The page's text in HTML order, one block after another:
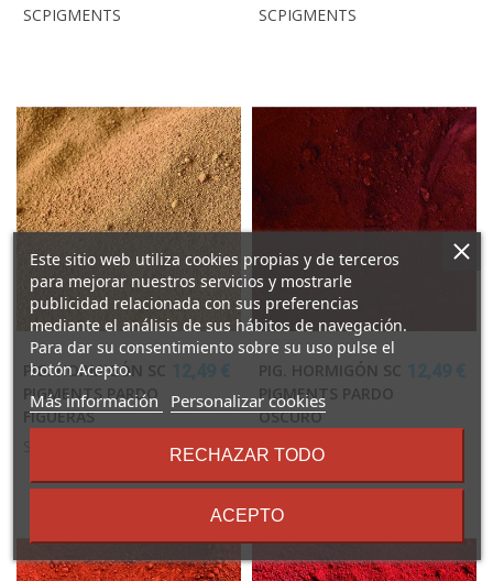
SCPIGMENTS SCPIGMENTS
PIG. HORMIGÓN SC
PIGMENTS PARDO
FIGUERAS
PIG. HORMIGÓN SC
PIGMENTS PARDO
OSCURO
SCPIGMENTS
Este sitio web utiliza cookies propias y de terceros
para mejorar nuestros servicios y mostrarle
publicidad relacionada con sus preferencias
mediante el análisis de sus hábitos de navegación.
Para dar su consentimiento sobre su uso pulse el
botón Acepto.
Más información
sobre
términos
condiciones
Personalizar cookies
RECHAZAR TODO
ACEPTO